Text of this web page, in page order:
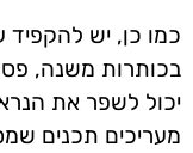
כמו כן, יש
בכותרות משנה,
יכול לשפר את
מעריכים תכנים